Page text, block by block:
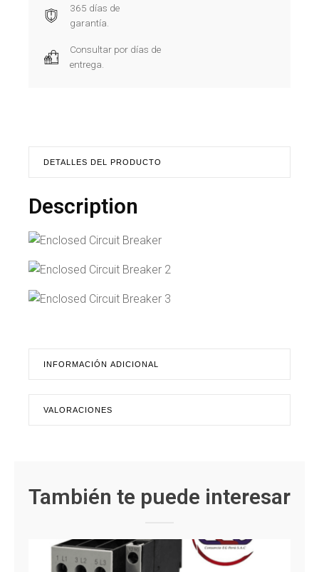
365 días de
garantía.
Consultar por días de
entrega.
DETALLES DEL PRODUCTO
Description
INFORMACIÓN ADICIONAL
VALORACIONES
También te puede interesar